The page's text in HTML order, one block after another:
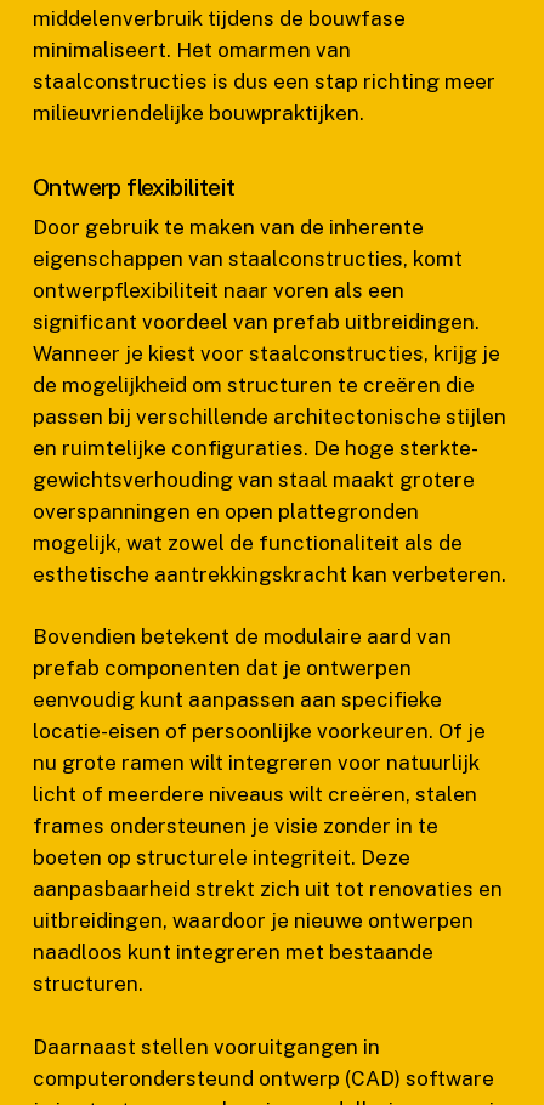
middelenverbruik tijdens de bouwfase
minimaliseert. Het omarmen van
staalconstructies is dus een stap richting meer
milieuvriendelijke bouwpraktijken.
Ontwerp flexibiliteit
Door gebruik te maken van de inherente
eigenschappen van staalconstructies, komt
ontwerpflexibiliteit naar voren als een
significant voordeel van prefab uitbreidingen.
Wanneer je kiest voor staalconstructies, krijg je
de mogelijkheid om structuren te creëren die
passen bij verschillende architectonische stijlen
en ruimtelijke configuraties. De hoge sterkte-
gewichtsverhouding van staal maakt grotere
overspanningen en open plattegronden
mogelijk, wat zowel de functionaliteit als de
esthetische aantrekkingskracht kan verbeteren.
Bovendien betekent de modulaire aard van
prefab componenten dat je ontwerpen
eenvoudig kunt aanpassen aan specifieke
locatie-eisen of persoonlijke voorkeuren. Of je
nu grote ramen wilt integreren voor natuurlijk
licht of meerdere niveaus wilt creëren, stalen
frames ondersteunen je visie zonder in te
boeten op structurele integriteit. Deze
aanpasbaarheid strekt zich uit tot renovaties en
uitbreidingen, waardoor je nieuwe ontwerpen
naadloos kunt integreren met bestaande
structuren.
Daarnaast stellen vooruitgangen in
computerondersteund ontwerp (CAD) software